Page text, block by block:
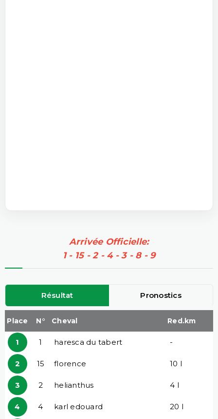
Arrivée Officielle:
1 - 15 - 2 - 4 - 3 - 8 - 9
Résultat Pronostics
Place N° Cheval Red.km
1 1 haresca du tabert -
2 15 florence 10 l
3 2 helianthus 4 l
4 4 karl edouard 20 l